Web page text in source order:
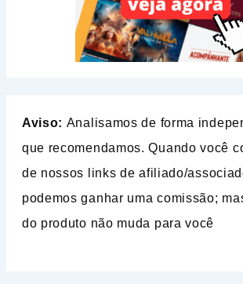
Aviso: Analisamos de forma
que recomendamos. Quando você
de nossos links de afiliado/
podemos ganhar uma comissão;
do produto não muda para você